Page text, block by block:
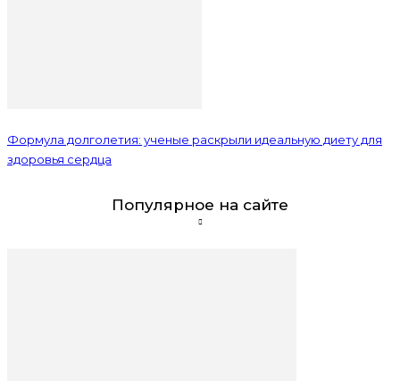
Формула долголетия: ученые раскрыли идеальную диету для
здоровья сердца
Популярное на сайте